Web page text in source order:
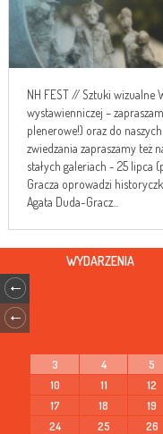
NH FEST // Sztuki wizualne
wystawienniczej –
plenerowe!) oraz do
zwiedzania zapraszamy też
stałych galeriach - 25 lipca
Gracza oprowadzi
Agata Duda-Gracz...
WYDARZENIA
3
4 5
10
11 12
17
18 19
24
25 26